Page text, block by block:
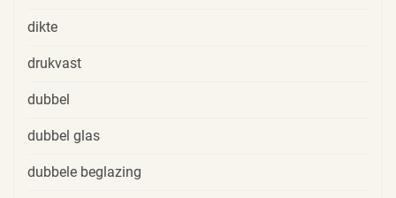
dikte
drukvast
dubbel
dubbel glas
dubbele beglazing